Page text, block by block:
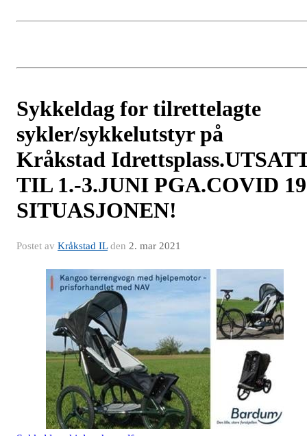
Sykkeldag for tilrettelagte
sykler/sykkelutstyr på
Kråkstad
TIL 1.-3.JUNI PGA.COVID 19
SITUASJONEN!
Postet av Kråkstad ILden 2. mar 2021